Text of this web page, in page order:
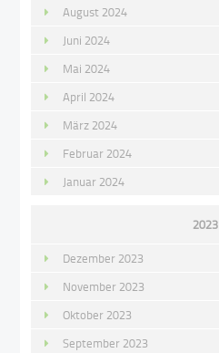
August 2024
Juni 2024
Mai 2024
April 2024
März 2024
Februar 2024
Januar 2024
2023
Dezember 2023
November 2023
Oktober 2023
September 2023